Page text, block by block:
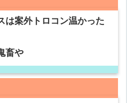
は案外トロコン温かった
畜や